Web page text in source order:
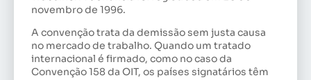
novembro de 1996.
A convenção trata da demissão sem justa causa
no mercado de trabalho. Quando um tratado
internacional é firmado, como no caso da
Convenção 158 da OIT, os países signatários têm